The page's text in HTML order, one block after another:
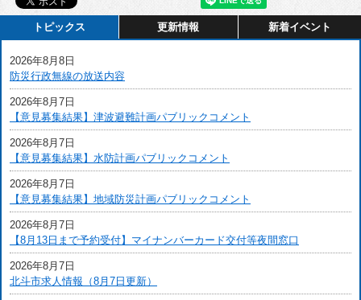
トピックス 更新情報 新着イベント
2026年8月8日
防災行政無線の放送内容
2026年8月7日
【意見募集結果】津波避難計画パブリックコメント
2026年8月7日
【意見募集結果】水防計画パブリックコメント
2026年8月7日
【意見募集結果】地域防災計画パブリックコメント
2026年8月7日
【8月13日まで予約受付】マイナンバーカード交付等夜間窓口
2026年8月7日
北斗市求人情報（8月7日更新）